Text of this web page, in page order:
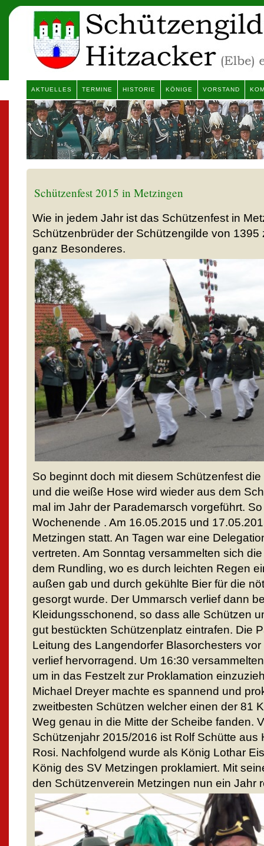
AKTUELLES TERMINE HISTORIE KÖNIGE VORSTAND
Schützenfest 2015 in Metzingen
Wie in jedem Jahr ist das Schützenfest in
Schützenbrüder der Schützengilde von 1395
ganz Besonderes.
So beginnt doch mit diesem Schützenfest
und die weiße Hose wird wieder aus dem
mal im Jahr der Parademarsch vorgeführt.
Wochenende . Am 16.05.2015 und
Metzingen statt. An Tagen war eine
vertreten. Am Sonntag versammelten sich
dem Rundling, wo es durch leichten Regen
außen gab und durch gekühlte Bier für die
gesorgt wurde. Der Ummarsch verlief dann
Kleidungsschonend, so dass alle Schützen
gut bestückten Schützenplatz eintrafen. Die
Leitung des Langendorfer Blasorchesters
verlief hervorragend. Um 16:30
um in das Festzelt zur Proklamation
Michael Dreyer machte es spannend und
zweitbesten Schützen welcher einen der 81
Weg genau in die Mitte der Scheibe fanden.
Schützenjahr 2015/2016 ist Rolf Schütte aus
Rosi. Nachfolgend wurde als König Lothar
König des SV Metzingen proklamiert. Mit
den Schützenverein Metzingen nun ein Jahr